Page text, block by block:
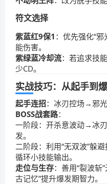
符文选择
紫蓝红9保1 ：优先强化“邪
能伤害。
紫绿蓝冷却流：若追求技
少CD。
实战技巧：从起手到
起手连招：冰刃控场→邪
BOSS战套路：
一阶段：开杀意波动→冰
发。
二阶段：利用“无双波”躲避
循环小技能输出。
走位与生存：善用“裂波斩
古记忆”提升爆发期智力。